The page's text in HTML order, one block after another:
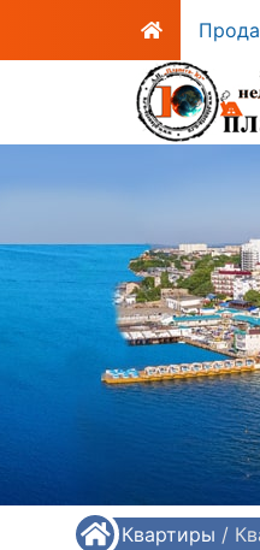
/ Квартиры /